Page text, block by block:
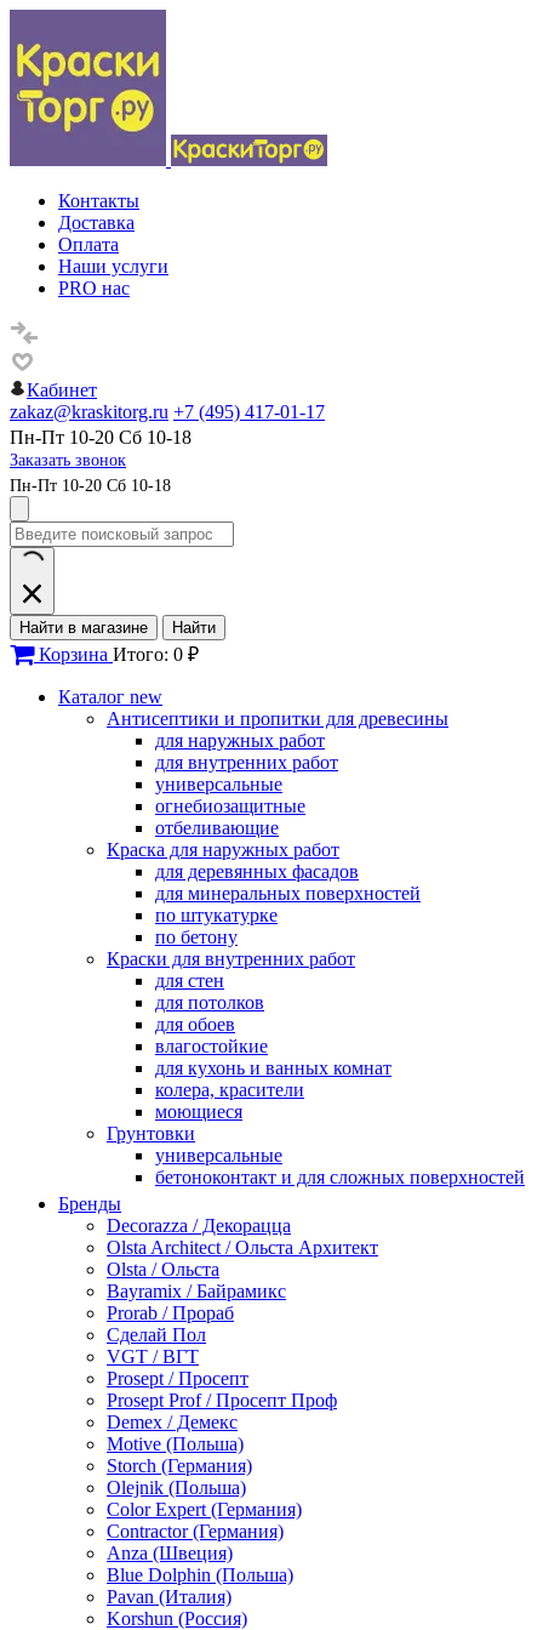
Контакты
Доставка
Оплата
Наши услуги
PRO нас
Кабинет
zakaz@kraskitorg.ru +7 (495) 417-01-17
Пн-Пт 10-20 Сб 10-18
Заказать звонок
Пн-Пт 10-20 Сб 10-18
Найти в магазине Найти
Корзина Итого: 0 ₽
Каталог new
Антисептики и пропитки для древесины
для наружных работ
для внутренних работ
универсальные
огнебиозащитные
отбеливающие
Краска для наружных работ
для деревянных фасадов
для минеральных поверхностей
по штукатурке
по бетону
Краски для внутренних работ
для стен
для потолков
для обоев
влагостойкие
для кухонь и ванных комнат
колера, красители
моющиеся
Грунтовки
универсальные
бетоноконтакт и для сложных поверхностей
по металлу
антикорозийные
под декоративные штукатурки
для гипсокартона
под штукатурку
Герметик
акриловые
силиконовые универсальные, нейтральные
силиконовые санитарные (антигрибковые)
шовные для срубов
для кровли
для каминов
полиуретановые
Декоративные штукатурки и краски
краски для декора, патина
мокрый шелк
венецианские (эффект мрамора)
песок (эффект песчаных вихрей)
декоративная шпаклевка
Бренды
Decorazza / Декорацца
Olsta Architect / Ольста Архитект
Olsta / Ольста
Bayramix / Байрамикс
Prorab / Прораб
Сделай Пол
VGT / ВГТ
Prosept / Просепт
Prosept Prof / Просепт Проф
Demex / Демекс
Motive (Польша)
Storch (Германия)
Olejnik (Польша)
Color Expert (Германия)
Contractor (Германия)
Anza (Швеция)
Blue Dolphin (Польша)
Pavan (Италия)
Korshun (Россия)